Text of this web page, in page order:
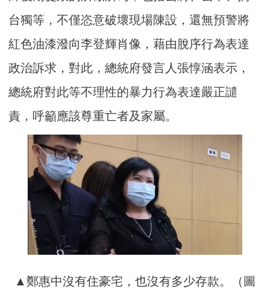
台獨等，不僅恣意破壞現場陳設，還無預警將
紅色油漆潑向李登輝肖像，藉由脫序行為表達
政治訴求，對此，總統府發言人張惇涵表示，
總統府對此等不理性的暴力行為表達嚴正譴
責，呼籲應該尊重亡者及家屬。
▲鄭惠中沒有住豪宅，也沒有多少存款。（圖